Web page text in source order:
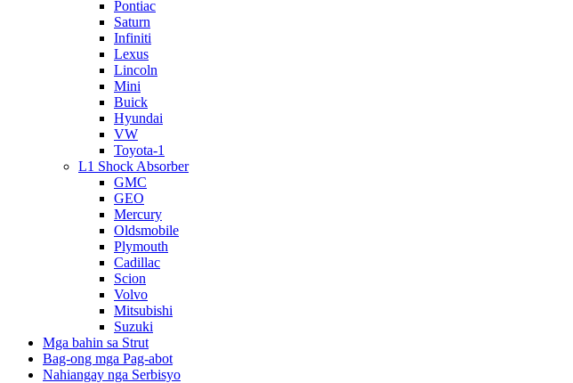
Pontiac
Saturn
Infiniti
Lexus
Lincoln
Mini
Buick
Hyundai
VW
Toyota-1
L1 Shock Absorber
GMC
GEO
Mercury
Oldsmobile
Plymouth
Cadillac
Scion
Volvo
Mitsubishi
Suzuki
Mga bahin sa Strut
Bag-ong mga Pag-abot
Nahiangay nga Serbisyo